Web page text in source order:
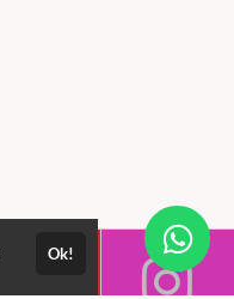
Ok!